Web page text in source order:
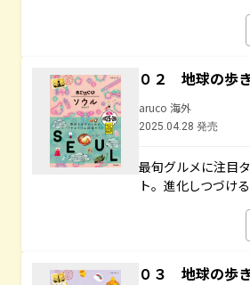
０２ 地球の歩
aruco 海外
2025.04.28 発売
最旬グルメに注目
ト。進化しつづけ
０３ 地球の歩